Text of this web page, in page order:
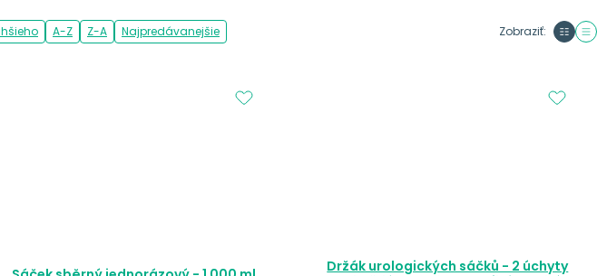
A-Z Z-A Najpredávanejšie Zobraziť:
Držák urologických sáčků - 2 úchyty